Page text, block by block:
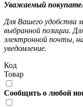
Уважаемый
Для Вашего удобства
выбранной позиции.
электронной почты,
уведомление.
Код
Товар
Сообщить о любой